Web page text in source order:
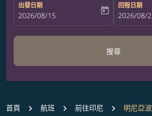
出發日期
fc-booking-departure-date-aria-label
2026/08/15 today
回程日期
fc-
2026/08/
搜尋
首頁 航班 前往印尼 明尼亞